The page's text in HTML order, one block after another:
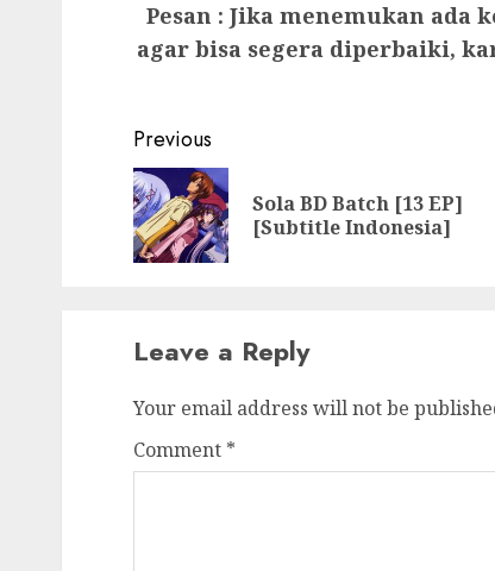
Pesan : Jika menemukan ada
agar bisa segera diperbaiki,
Post
navigation
Previous
Sola BD Batch [13 EP]
[Subtitle Indonesia]
Leave a Reply
Your email address will not be
Comment *